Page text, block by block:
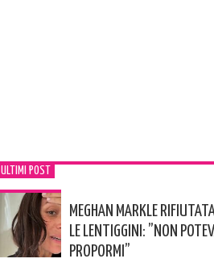
ULTIMI POST
MEGHAN MARKLE
LE LENTIGGINI: ”NON
PROPORMI”